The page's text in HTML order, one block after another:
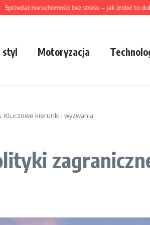
nieruchomości bez stresu – jak zrobić to dobrze od
styl Motoryzacja
Kluczowe kierunki i wyzwania